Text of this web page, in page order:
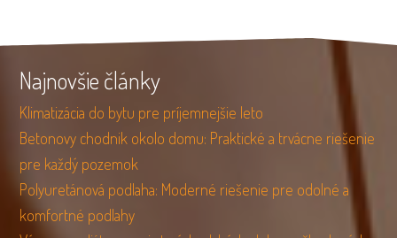
Najnovšie články
Klimatizácia do bytu pre príjemnejšie leto
Betonovy chodnik okolo domu: Praktické a trvácne riešenie
pre každý pozemok
Polyuretánová podlaha: Moderné riešenie pre odolné a
komfortné podlahy